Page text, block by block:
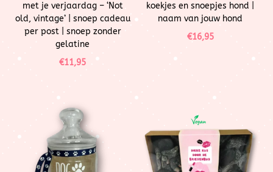
met je verjaardag – ‘Not
old, vintage’ | snoep cadeau
per post | snoep zonder
gelatine
€11,95
koekjes en snoepjes hond |
naam van jouw hond
€16,95